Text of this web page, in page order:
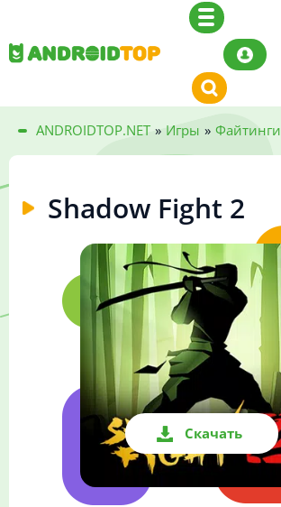
ANDROIDTOP.NET » Игры » Файтинги
Shadow Fight 2
Скачать